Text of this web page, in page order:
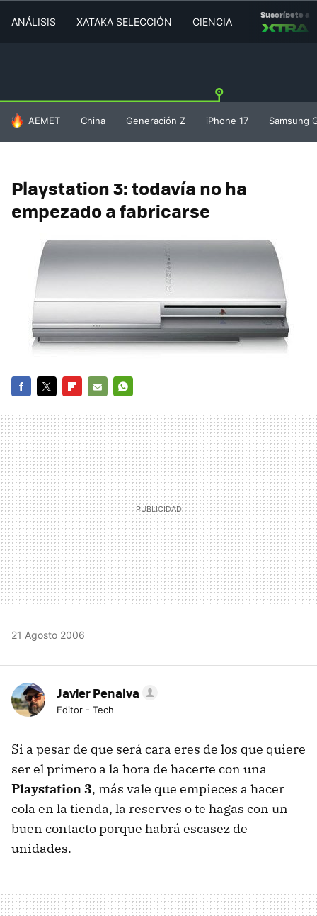
ANÁLISIS XATAKA SELECCIÓN CIENCIA MOVILIDAD
Suscríbete a
HOY SE HABLA DE
AEMET China Generación Z iPhone 17 Samsung
Playstation 3: todavía no ha
empezado a fabricarse
MAIL
21 Agosto 2006
Javier Penalva
Editor - Tech
Si a pesar de que será cara eres de los que quiere
ser el primero a la hora de hacerte con una
Playstation 3, más vale que empieces a hacer
cola en la tienda, la reserves o te hagas con un
buen contacto porque habrá escasez de
unidades.